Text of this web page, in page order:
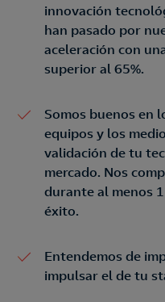
innovación
han pasado por
aceleración con
superior al 65%.
Somos buenos en
equipos y los
validación de tu
mercado. Nos
durante al menos
éxito.
Entendemos de
impulsar el de tu